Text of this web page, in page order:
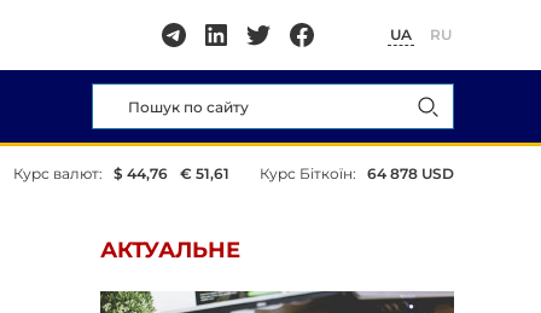
UA RU
Курс валют: $ 44,76 € 51,61 Курс Біткоїн: 64 878 USD
АКТУАЛЬНЕ